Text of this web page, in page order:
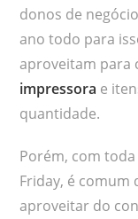
donos de
ano todo para
aproveitam
impressora e
quantidade.
Porém, com
Friday, é comum
aproveitar do